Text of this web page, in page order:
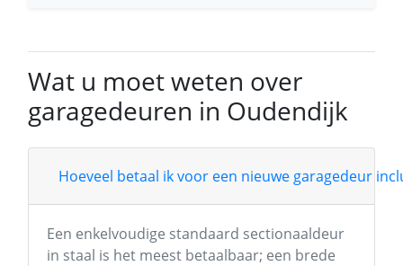
Wat u moet weten over
garagedeuren in Oudendijk
Hoeveel betaal ik voor een nieuwe garagedeur
Een enkelvoudige standaard sectionaaldeur
in staal is het meest betaalbaar; een brede